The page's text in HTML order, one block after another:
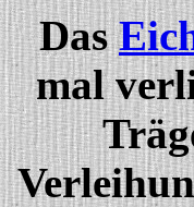
Das
mal